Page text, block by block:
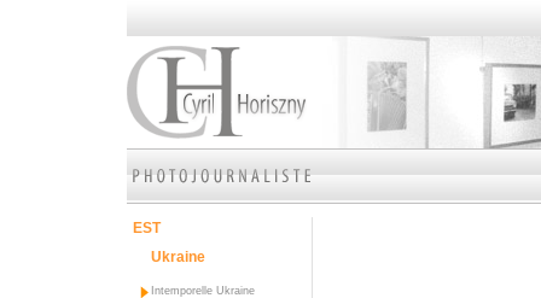
EST
Ukraine
Intemporelle Ukraine